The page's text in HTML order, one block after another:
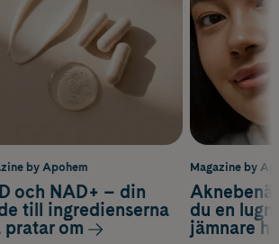
Magazine by
du en
jämnare
by Apohem
och NAD+ – din
till ingredienserna
pratar om